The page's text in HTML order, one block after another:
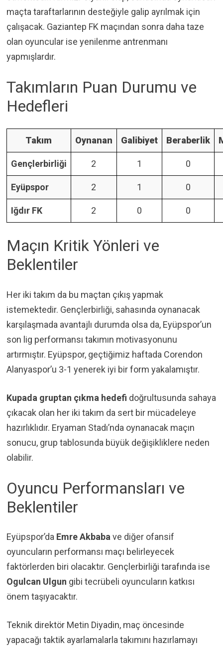
maçta taraftarlarının desteğiyle galip ayrılmak için
çalışacak. Gaziantep FK maçından sonra daha taze
olan oyuncular ise yenilenme antrenmanı
yapmışlardır.
Takımların Puan Durumu ve
Hedefleri
Takım Oynanan Galibiyet Beraberlik
Gençlerbirliği 2 1 0
Eyüpspor 2 1 0
Iğdır FK 2 0 0
Maçın Kritik Yönleri ve
Beklentiler
Her iki takım da bu maçtan çıkış yapmak
istemektedir. Gençlerbirliği, sahasında oynanacak
karşılaşmada avantajlı durumda olsa da, Eyüpspor’un
son lig performansı takımın motivasyonunu
artırmıştır. Eyüpspor, geçtiğimiz haftada Corendon
Alanyaspor’u 3-1 yenerek iyi bir form yakalamıştır.
Kupada gruptan çıkma hedefi doğrultusunda sahaya
çıkacak olan her iki takım da sert bir mücadeleye
hazırlıklıdır. Eryaman Stadı’nda oynanacak maçın
sonucu, grup tablosunda büyük değişikliklere neden
olabilir.
Oyuncu Performansları ve
Beklentiler
Eyüpspor’da Emre Akbabave diğer ofansif
oyuncuların performansı maçı belirleyecek
faktörlerden biri olacaktır. Gençlerbirliği tarafında ise
Ogulcan Ulgun gibi tecrübeli oyuncuların katkısı
önem taşıyacaktır.
Teknik direktör Metin Diyadin, maç öncesinde
yapacağı taktik ayarlamalarla takımını hazırlamayı